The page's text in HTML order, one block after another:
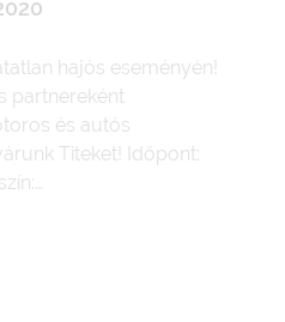
hajós eseményén!
partnereként
és autós
Titeket! Időpont: